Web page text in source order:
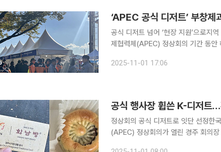
공식 디저트 넘어 ‘현장 지원’으로지역 기업 자발적 참여 제과업체
제협력체(APEC) 정상회의 기간 동안
2025-11-01 17:06
정상회의 공식 디저트로 잇단 선정한국 맛·감성에
(APEC) 정상회의가 열린 경주 회의